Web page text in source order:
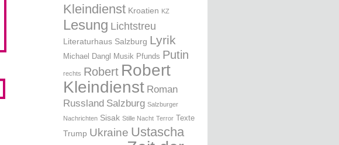
Kleindienst Kroatien KZ
Lesung Lichtstreu
Literaturhaus Salzburg Lyrik
Michael Dangl Musik Pfunds Putin
rechts Robert Robert
Kleindienst Roman
Russland Salzburg Salzburger
Nachrichten Sisak Stille Nacht Terror Texte
Trump Ukraine Ustascha